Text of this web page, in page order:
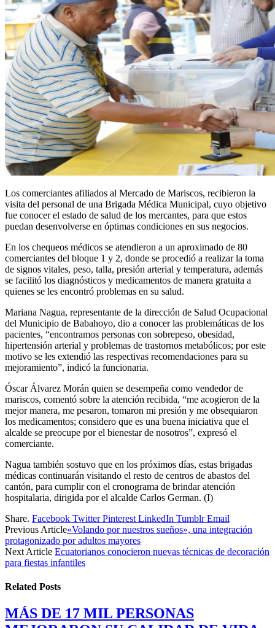
Los comerciantes afiliados al Mercado de Mariscos, recibieron la
visita del personal de una Brigada Médica Municipal, cuyo objetivo
fue conocer el estado de salud de los mercantes, para que estos
puedan desenvolverse en óptimas condiciones en sus negocios.
En los chequeos médicos se atendieron a un aproximado de 80
comerciantes del bloque 1 y 2, donde se procedió a realizar la toma
de signos vitales, peso, talla, presión arterial y temperatura, además
se facilitó los diagnósticos y medicamentos de manera gratuita a
quienes se les encontró problemas en su salud.
Mariana Nagua, representante de la dirección de Salud Ocupacional
del Municipio de Babahoyo, dio a conocer las problemáticas de los
pacientes, “encontramos personas con sobrepeso, obesidad,
hipertensión arterial y problemas de trastornos metabólicos; por este
motivo se les extendió las respectivas recomendaciones para su
mejoramiento”, indicó la funcionaria.
Óscar Álvarez Morán quien se desempeña como vendedor de
mariscos, comentó sobre la atención recibida, “me acogieron de la
mejor manera, me pesaron, tomaron mi presión y me obsequiaron
los medicamentos; considero que es una buena iniciativa que el
alcalde se preocupe por el bienestar de nosotros”, expresó el
comerciante.
Nagua también sostuvo que en los próximos días, estas brigadas
médicas continuarán visitando el resto de centros de abastos del
cantón, para cumplir con el cronograma de brindar atención
hospitalaria, dirigida por el alcalde Carlos German. (I)
Share. Facebook Twitter Pinterest LinkedIn Tumblr Email
Previous Article«Volando por nuestros sueños», una integración
protagonizado por adultos mayores
Next Article Ecuatorianos conocieron nuevas técnicas de decoración
para fiestas infantiles
Related Posts
MÁS DE 17 MIL PERSONAS